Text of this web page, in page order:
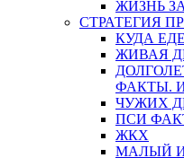
ЖИЗНЬ
СТРАТЕГИЯ
КУДА
ЖИВАЯ
ФАКТЫ.
ЧУЖИХ
ПСИ
ЖКХ
МАЛЫЙ И